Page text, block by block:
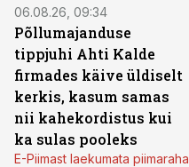
06.08.26, 09:34
Põllumajanduse
tippjuhi Ahti Kalde
firmades käive üldiselt
kerkis, kasum samas
nii kahekordistus kui
ka sulas pooleks
E-Piimast laekumata piimaraha